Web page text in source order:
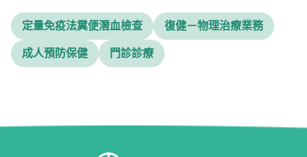
定量免疫法糞便潛血檢查 復健－物理治療業務
成人預防保健 門診診療